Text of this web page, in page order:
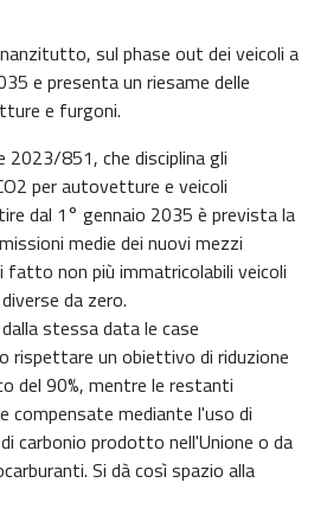
sul phase out dei veicoli a
e presenta un riesame delle
e furgoni.
2023/851, che disciplina gli
per autovetture e veicoli
dal 1° gennaio 2035 è prevista la
medie dei nuovi mezzi
fatto non più immatricolabili veicoli
da zero.
stessa data le case
rispettare un obiettivo di riduzione
del 90%, mentre le restanti
compensate mediante l'uso di
carbonio prodotto nell'Unione o da
Si dà così spazio alla